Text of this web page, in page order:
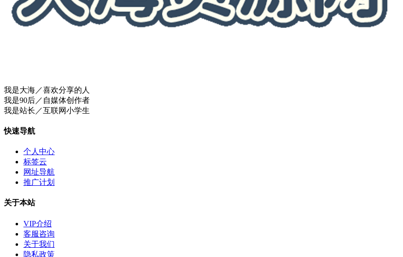
我是大海／喜欢分享的人
我是90后／自媒体创作者
我是站长／互联网小学生
快速导航
个人中心
标签云
网址导航
推广计划
关于本站
VIP介绍
客服咨询
关于我们
隐私政策